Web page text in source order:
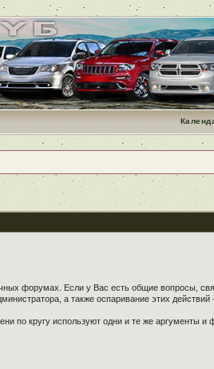
форумах. Если у Вас есть общие вопросы,
а также оспаривание этих
по кругу используют одни и те же аргументы и